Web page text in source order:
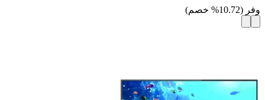
وفر (
10.72
% خصم)